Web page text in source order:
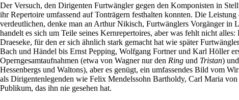
Der Versuch, den Dirigenten Furtwängler gegen den Komponisten in
ihr Repertoire umfassend auf Tonträgern festhalten konnten. Die
verdeutlichen, denke man an Arthur Nikisch, Furtwänglers Vorgänger
handelt es sich um Teile seines Kernrepertoires, aber was fehlt nicht
Draeseke, für den er sich ähnlich stark gemacht hat wie später
Bach und Händel bis Ernst Pepping, Wolfgang Fortner und Karl Höller
Operngesamtaufnahmen (etwa von Wagner nur den Ring und Tristan)
Hessenbergs und Waltons), aber es genügt, ein umfassendes Bild vom
als Dirigentenlegenden wie Felix Mendelssohn Bartholdy, Carl Maria
Publikum, das ihn nie gesehen hat.